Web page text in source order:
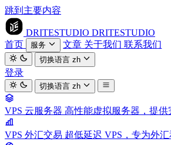
跳到主要内容
DRITESTUDIO DRITESTUDIO
首页
服务 文章 关于我们 联系我们
切换语言zh
登录
切换语言zh
VPS 云服务器 高性能虚拟服务器，提供
VPS 外汇交易 超低延迟 VPS，专为外